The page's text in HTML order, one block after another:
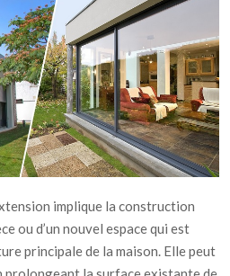
implique la construction
ou d’un nouvel espace qui est
principale de la maison. Elle peut